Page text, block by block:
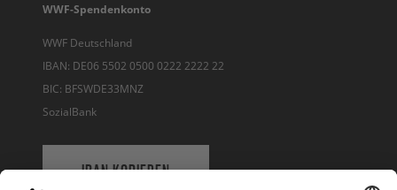
WWF-Spendenkonto
WWF Deutschland
IBAN: DE06 5502 0500 0222 2222 22
BIC: BFSWDE33MNZ
SozialBank
IBAN KOPIEREN